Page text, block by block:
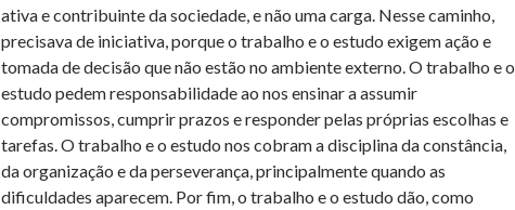
ativa e contribuinte da sociedade, e não uma carga. Nesse caminho,
precisava de iniciativa, porque o trabalho e o estudo exigem ação e
tomada de decisão que não estão no ambiente externo. O trabalho e o
estudo pedem responsabilidade ao nos ensinar a assumir
compromissos, cumprir prazos e responder pelas próprias escolhas e
tarefas. O trabalho e o estudo nos cobram a disciplina da constância,
da organização e da perseverança, principalmente quando as
dificuldades aparecem. Por fim, o trabalho e o estudo dão, como